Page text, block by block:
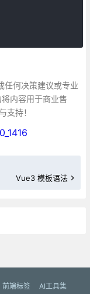
任何决策建议或专业
内容用于商业售
支持！
Vue3 模板语法
前端标签 AI工具集